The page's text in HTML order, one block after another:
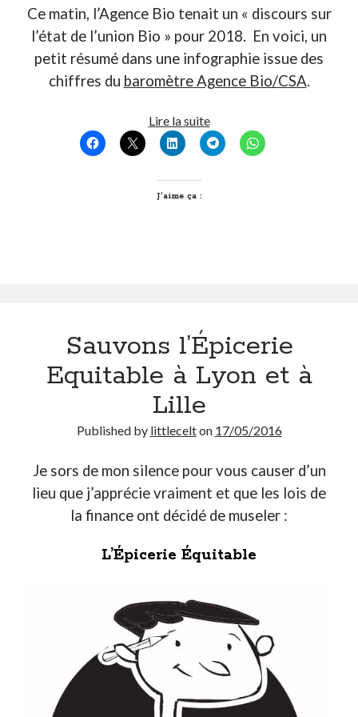
Ce matin, l’Agence Bio tenait un « discours sur
l’état de l’union Bio » pour 2018. En voici, un
petit résumé dans une infographie issue des
chiffres du baromètre Agence Bio/CSA.
Lire la suiteDiscours
sur
l’état
J’aime ça :
Sauvons l’Épicerie
Equitable à Lyon et à
Lille
Published by littlecelton 17/05/2016
Je sors de mon silence pour vous causer d’un
lieu que j’apprécie vraiment et que les lois de
la finance ont décidé de museler :
L’Épicerie Équitable